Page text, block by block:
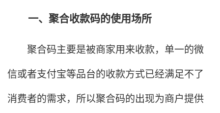
一、聚合收款码的使用场所
聚合码主要是被商家用来收款，单一的微
信或者支付宝等品台的收款方式已经满足不了
消费者的需求，所以聚合码的出现为商户提供